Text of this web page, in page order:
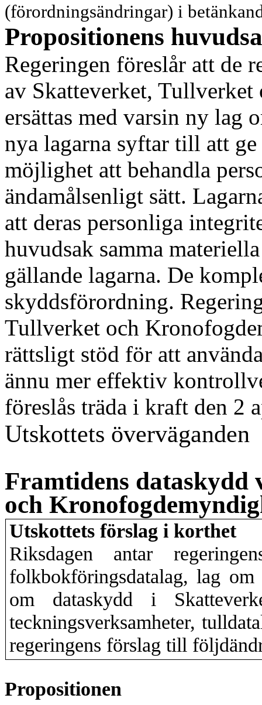
(förordningsändringar) i
Propositionens
Regeringen föreslår att de
av Skatteverket,
ersättas med varsin ny lag
nya lagarna syftar till att
möjlighet att behandla
ändamålsenligt sätt.
att deras personliga
huvudsak samma
gällande lagarna. De
skyddsförordning.
Tullverket och
rättsligt stöd för att
ännu mer effektiv
föreslås träda i kraft den 2
Utskottets överväganden
Framtidens dataskydd
och
Utskottets förslag i korthet
Riksdagen antar
folkbokföringsdatalag, lag om
om dataskydd i
teckningsverksamheter,
regeringens förslag till
Propositionen